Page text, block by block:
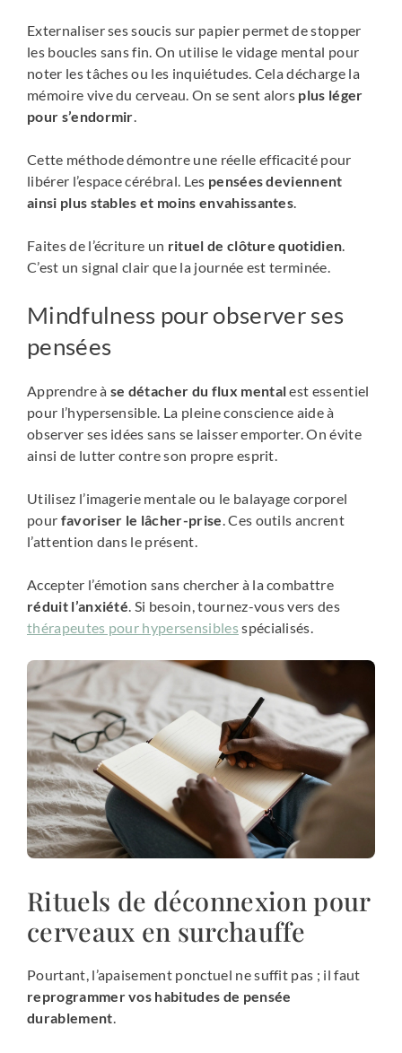
Externaliser ses soucis sur papier permet de stopper
les boucles sans fin. On utilise le vidage mental pour
noter les tâches ou les inquiétudes. Cela décharge la
mémoire vive du cerveau. On se sent alors plus léger
pour s’endormir
Cette méthode démontre une réelle efficacité pour
libérer l’espace cérébral. Les pensées deviennent
ainsi plus stables et moins envahissantes
Faites de l’écriture un rituel de clôture quotidien
C’est un signal clair que la journée est terminée.
Mindfulness pour observer ses
pensées
Apprendre à se détacher du flux mentalest essentiel
pour l’hypersensible. La pleine conscience aide à
observer ses idées sans se laisser emporter. On évite
ainsi de lutter contre son propre esprit.
Utilisez l’imagerie mentale ou le balayage corporel
pour favoriser le lâcher-prise . Ces outils ancrent
l’attention dans le présent.
Accepter l’émotion sans chercher à la combattre
réduit l’anxiété . Si besoin, tournez-vous vers des
thérapeutes pour hypersensibles spécialisés.
Rituels de déconnexion pour
cerveaux en surchauffe
Pourtant, l’apaisement ponctuel ne suffit pas ; il faut
reprogrammer vos habitudes de pensée
durablement.